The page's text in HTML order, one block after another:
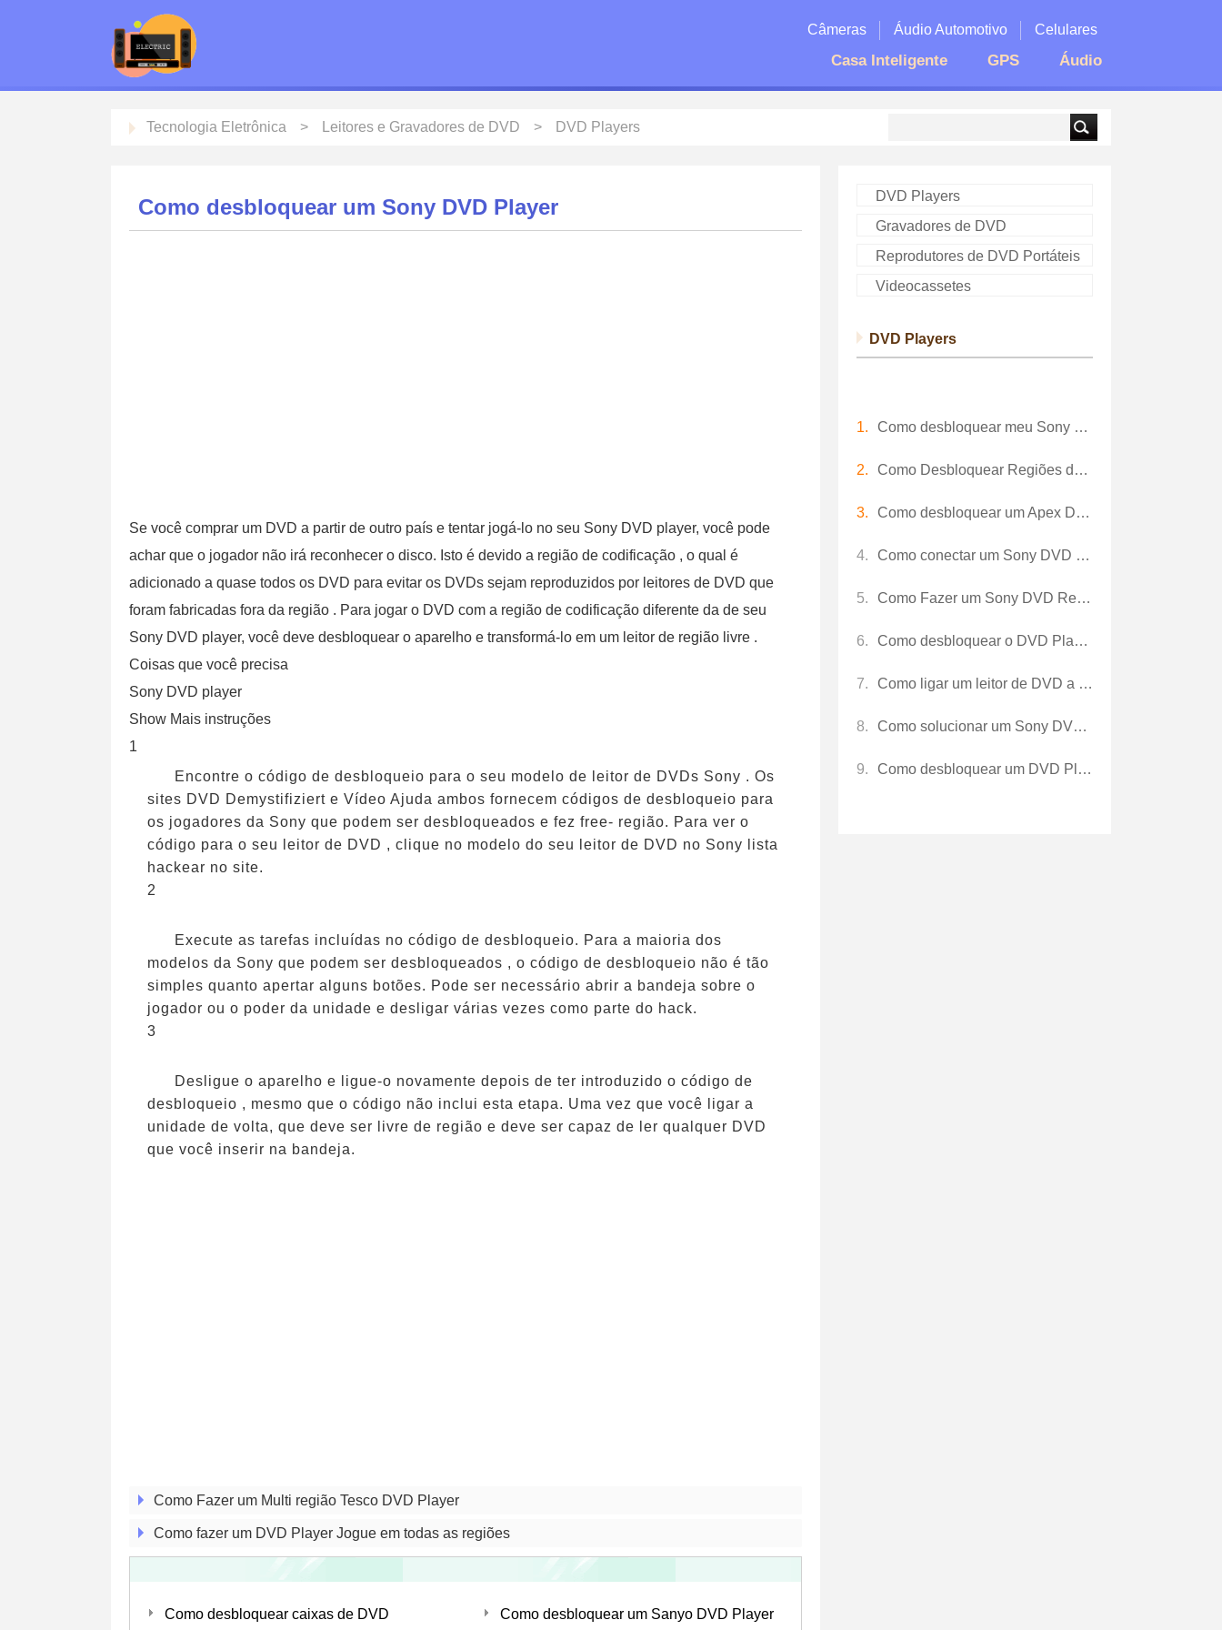
Câmeras Áudio Automotivo Celulares
Casa Inteligente GPS Áudio
Tecnologia Eletrônica Leitores e Gravadores de DVD DVD Players
Como desbloquear um Sony DVD Player
Se você comprar um DVD a partir de outro país e tentar jogá-lo no seu Sony DVD player, você pode
achar que o jogador não irá reconhecer o disco. Isto é devido a região de codificação , o qual é
adicionado a quase todos os DVD para evitar os DVDs sejam reproduzidos por leitores de DVD que
foram fabricadas fora da região . Para jogar o DVD com a região de codificação diferente da de seu
Sony DVD player, você deve desbloquear o aparelho e transformá-lo em um leitor de região livre .
Coisas que você precisa
Sony DVD player
Show Mais instruções
1
Encontre o código de desbloqueio para o seu modelo de leitor de DVDs Sony . Os
sites DVD Demystifiziert e Vídeo Ajuda ambos fornecem códigos de desbloqueio para
os jogadores da Sony que podem ser desbloqueados e fez free- região. Para ver o
código para o seu leitor de DVD , clique no modelo do seu leitor de DVD no Sony lista
hackear no site.
2
Execute as tarefas incluídas no código de desbloqueio. Para a maioria dos
modelos da Sony que podem ser desbloqueados , o código de desbloqueio não é tão
simples quanto apertar alguns botões. Pode ser necessário abrir a bandeja sobre o
jogador ou o poder da unidade e desligar várias vezes como parte do hack.
3
Desligue o aparelho e ligue-o novamente depois de ter introduzido o código de
desbloqueio , mesmo que o código não inclui esta etapa. Uma vez que você ligar a
unidade de volta, que deve ser livre de região e deve ser capaz de ler qualquer DVD
que você inserir na bandeja.
Como Fazer um Multi região Tesco DVD Player
Como fazer um DVD Player Jogue em todas as regiões
Como desbloquear caixas de DVD Como desbloquear um Sanyo DVD Player
DVD Players
Gravadores de DVD
Reprodutores de DVD Portáteis
Videocassetes
DVD Players
Como desbloquear meu Sony DVP- FX820
Como Desbloquear Regiões de DVD
Como desbloquear um Apex DVD Player
Como conectar um Sony DVD Player a uma TV
Como Fazer um Sony DVD Region -Free
Como desbloquear o DVD Player
Como ligar um leitor de DVD a uma HDTV Sony
Como solucionar um Sony DVD Player
Como desbloquear um DVD Player da Sony